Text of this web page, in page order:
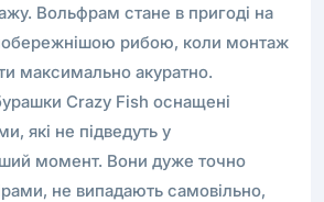
Вольфрам стане в пригоді на
рибою, коли монтаж
максимально акуратно.
Crazy Fish оснащені
які не підведуть у
момент. Вони дуже точно
не випадають самовільно,